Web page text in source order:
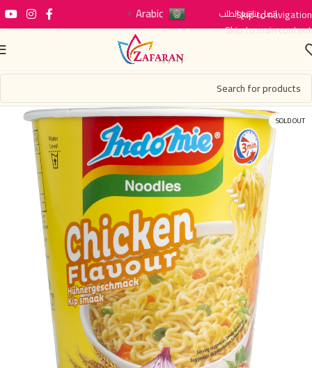
Skip to navigation
Skip to main content
اتصل بناتتبع الطلب Arabic
▼
SOLD OUT